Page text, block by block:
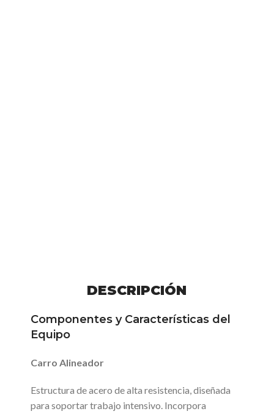
DESCRIPCIÓN
Componentes y Características del
Equipo
Carro Alineador
Estructura de acero de alta resistencia, diseñada
para soportar trabajo intensivo. Incorpora